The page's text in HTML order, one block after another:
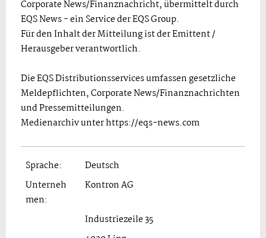
Corporate News/Finanznachricht, übermittelt durch
EQS News - ein Service der EQS Group.
Für den Inhalt der Mitteilung ist der Emittent /
Herausgeber verantwortlich.
Die EQS Distributionsservices umfassen gesetzliche
Meldepflichten, Corporate News/Finanznachrichten
und Pressemitteilungen.
Medienarchiv unter https://eqs-news.com
Sprache:
Deutsch
Unterneh
men:
Kontron AG
Industriezeile 35